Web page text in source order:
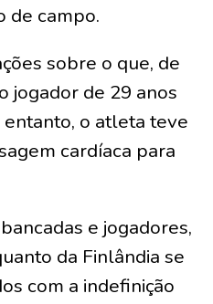
de campo.
sobre o que, de
jogador de 29 anos
o atleta teve
cardíaca para
e jogadores,
da Finlândia se
com a indefinição